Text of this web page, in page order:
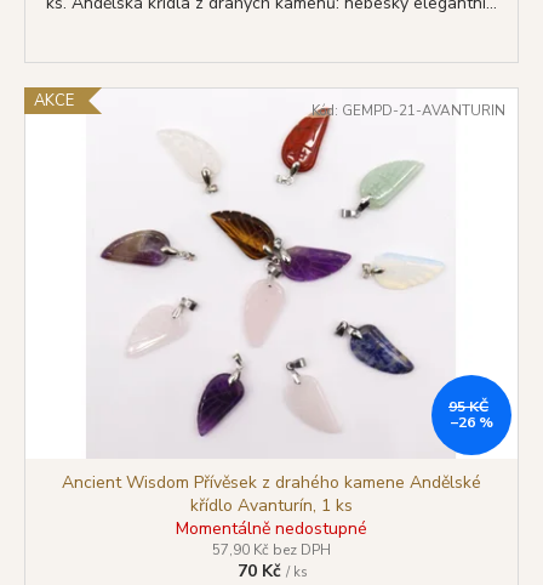
AKCE
95 KČ
–26 %
Ancient Wisdom Přívěsek z drahého kamene Andělské
křídlo Avanturín, 1 ks
Momentálně nedostupné
57,90 Kč bez DPH
70 Kč / ks
Kód: GEMPD-21-AVANTURIN